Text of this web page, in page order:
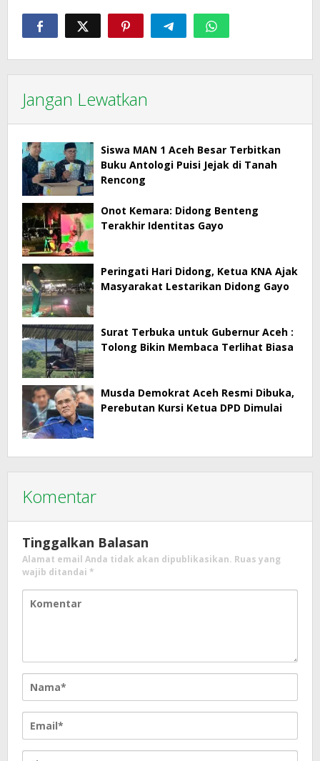
Jangan Lewatkan
Siswa MAN 1 Aceh Besar Terbitkan
Buku Antologi Puisi Jejak di Tanah
Rencong
Onot Kemara: Didong Benteng
Terakhir Identitas Gayo
Peringati Hari Didong, Ketua KNA Ajak
Masyarakat Lestarikan Didong Gayo
Surat Terbuka untuk Gubernur Aceh :
Tolong Bikin Membaca Terlihat Biasa
Musda Demokrat Aceh Resmi Dibuka,
Perebutan Kursi Ketua DPD Dimulai
Komentar
Tinggalkan Balasan
Alamat email Anda tidak akan dipublikasikan. Ruas yang
wajib ditandai *